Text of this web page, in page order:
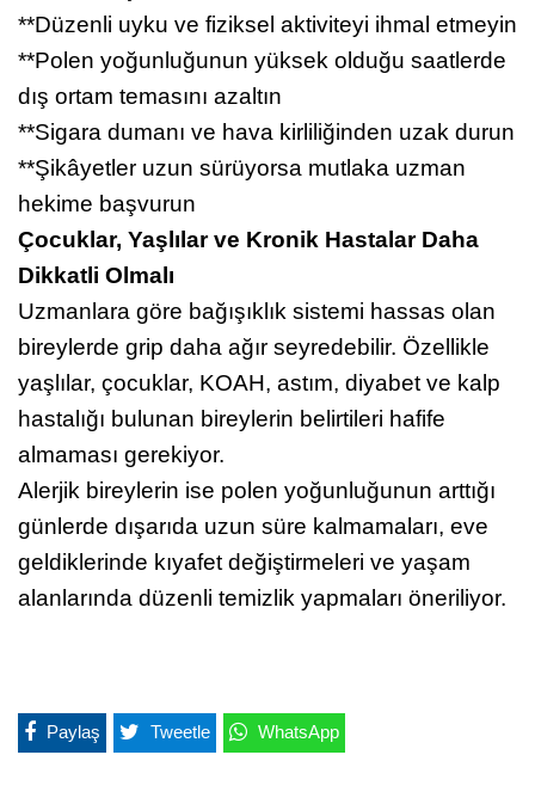
**Düzenli uyku ve fiziksel aktiviteyi ihmal etmeyin
**Polen yoğunluğunun yüksek olduğu saatlerde
dış ortam temasını azaltın
**Sigara dumanı ve hava kirliliğinden uzak durun
**Şikâyetler uzun sürüyorsa mutlaka uzman
hekime başvurun
Çocuklar, Yaşlılar ve Kronik Hastalar Daha
Dikkatli Olmalı
Uzmanlara göre bağışıklık sistemi hassas olan
bireylerde grip daha ağır seyredebilir. Özellikle
yaşlılar, çocuklar, KOAH, astım, diyabet ve kalp
hastalığı bulunan bireylerin belirtileri hafife
almaması gerekiyor.
Alerjik bireylerin ise polen yoğunluğunun arttığı
günlerde dışarıda uzun süre kalmamaları, eve
geldiklerinde kıyafet değiştirmeleri ve yaşam
alanlarında düzenli temizlik yapmaları öneriliyor.
Paylaş Tweetle WhatsApp